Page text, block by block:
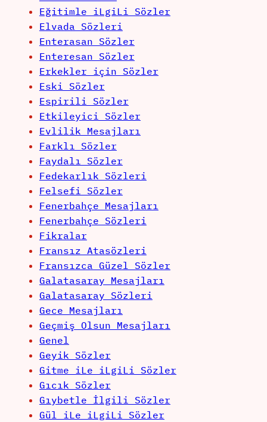
Eğitimle iLgiLi Sözler
Elvada Sözleri
Enterasan Sözler
Enteresan Sözler
Erkekler için Sözler
Eski Sözler
Espirili Sözler
Etkileyici Sözler
Evlilik Mesajları
Farklı Sözler
Faydalı Sözler
Fedekarlık Sözleri
Felsefi Sözler
Fenerbahçe Mesajları
Fenerbahçe Sözleri
Fikralar
Fransız Atasözleri
Fransızca Güzel Sözler
Galatasaray Mesajları
Galatasaray Sözleri
Gece Mesajları
Geçmiş Olsun Mesajları
Genel
Geyik Sözler
Gitme iLe iLgiLi Sözler
Gıcık Sözler
Gıybetle İlgili Sözler
Gül iLe iLgiLi Sözler